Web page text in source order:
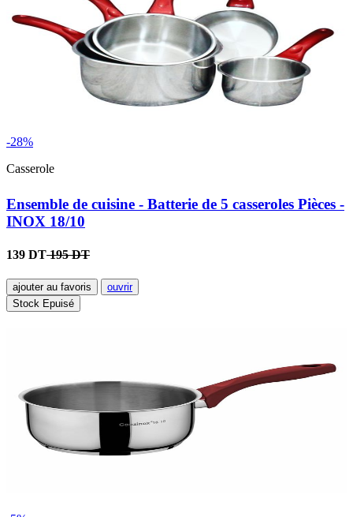
-28%
Casserole
Ensemble de cuisine - Batterie de 5 casseroles Pièces -
INOX 18/10
139 DT195 DT
ajouter au favoris
ouvrir
Stock Epuisé